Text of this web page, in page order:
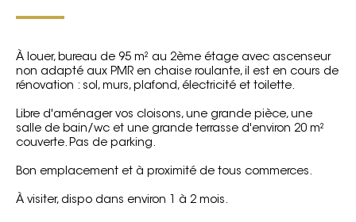
À louer, bureau de 95 m² au 2ème étage avec ascenseur
non adapté aux PMR en chaise roulante, il est en cours de
rénovation : sol, murs, plafond, électricité et toilette.
Libre d'aménager vos cloisons, une grande pièce, une
salle de bain/wc et une grande terrasse d'environ 20 m²
couverte. Pas de parking.
Bon emplacement et à proximité de tous commerces.
À visiter, dispo dans environ 1 à 2 mois.